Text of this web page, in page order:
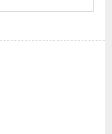
구글 블로그를 하
습니다. 따라서 평
때 카메라가 손상될
결국 수리만이 답
다면 삼성 AS 센터
한번 이미지를 깨보
래그해서 넣으면 자
선택 후 Alt 키를
니다. 복사된 오른